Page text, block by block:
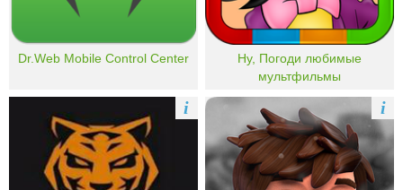
Dr.Web Mobile Control Center
Ну, Погоди любимые
мультфильмы
i i